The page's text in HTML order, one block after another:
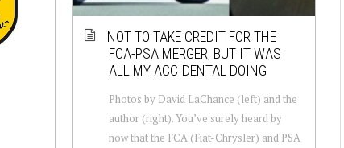
NOT TO TAKE CREDIT FOR THE
FCA-PSA MERGER, BUT IT WAS
ALL MY ACCIDENTAL DOING
Photos by David LaChance (left) and the
author (right). You’ve surely heard by
now that the FCA (Fiat-Chrysler) and PSA